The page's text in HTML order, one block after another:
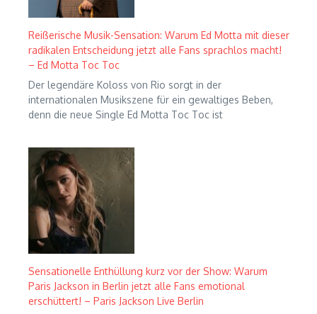
Reißerische Musik-Sensation: Warum Ed Motta mit dieser
radikalen Entscheidung jetzt alle Fans sprachlos macht!
– Ed Motta Toc Toc
Der legendäre Koloss von Rio sorgt in der
internationalen Musikszene für ein gewaltiges Beben,
denn die neue Single Ed Motta Toc Toc ist
Sensationelle Enthüllung kurz vor der Show: Warum
Paris Jackson in Berlin jetzt alle Fans emotional
erschüttert! – Paris Jackson Live Berlin